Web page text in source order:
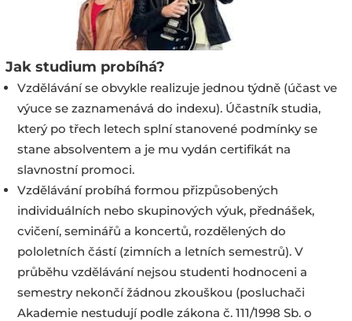
Jak studium probíhá?
Vzdělávání se obvykle realizuje jednou týdně (účast ve
výuce se zaznamenává do indexu). Účastník studia,
který po třech letech splní stanovené podmínky se
stane absolventem a je mu vydán certifikát na
slavnostní promoci.
Vzdělávání probíhá formou přizpůsobených
individuálních nebo skupinových výuk, přednášek,
cvičení, seminářů a koncertů, rozdělených do
pololetních částí (zimních a letních semestrů). V
průběhu vzdělávání nejsou studenti hodnoceni a
semestry nekončí žádnou zkouškou (posluchači
Akademie nestudují podle zákona č. 111/1998 Sb. o